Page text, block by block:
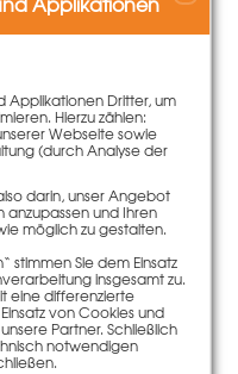
Applikationen Dritter, um
Hierzu zählen:
Webseite sowie
(durch Analyse der
darin, unser Angebot
und Ihren
möglich zu gestalten.
stimmen Sie dem Einsatz
insgesamt zu.
eine differenzierte
von Cookies und
Partner. Schließlich
notwendigen